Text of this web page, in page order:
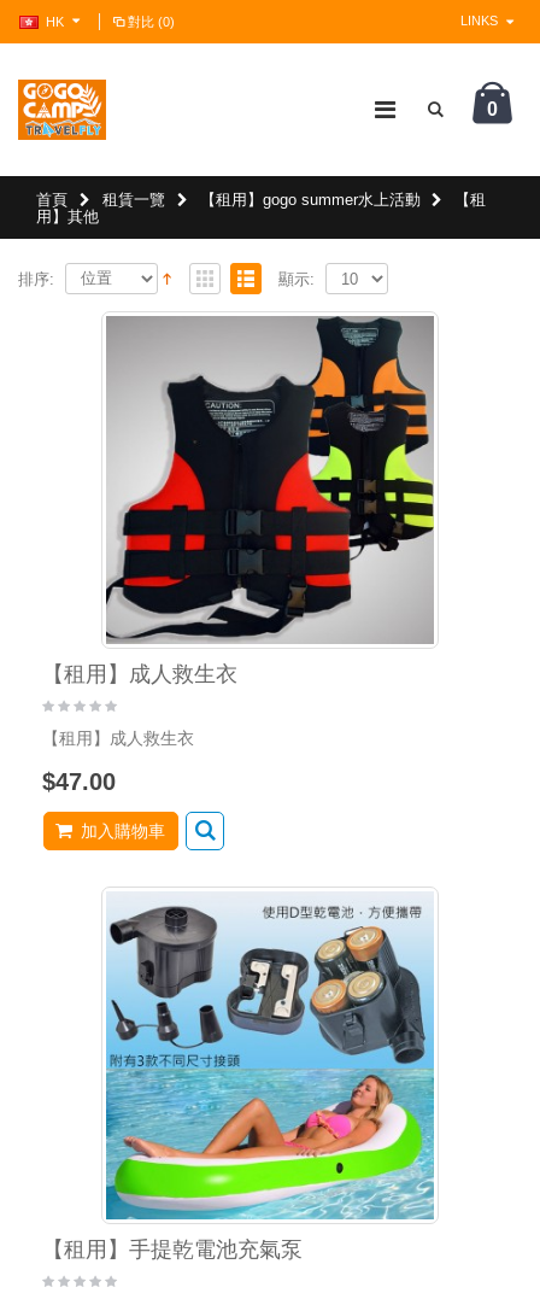
HK 對比 (0) LINKS
0
首頁 租賃一覽 【租用】gogo summer水上活動
【租
用】其他
排序: 顯示:
【租用】成人救生衣
【租用】成人救生衣
$47.00
加入購物車
【租用】手提乾電池充氣泵